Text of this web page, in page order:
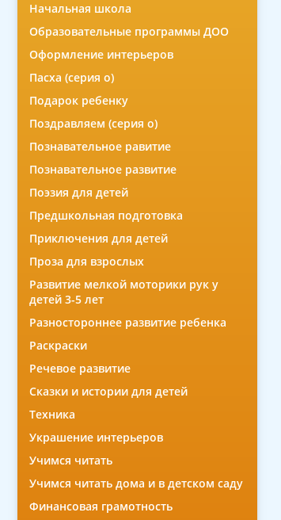
Начальная школа
Образовательные программы ДОО
Оформление интерьеров
Пасха (серия о)
Подарок ребенку
Поздравляем (серия о)
Познавательное равитие
Познавательное развитие
Поэзия для детей
Предшкольная подготовка
Приключения для детей
Проза для взрослых
Развитие мелкой моторики рук у
детей 3-5 лет
Разностороннее развитие ребенка
Раскраски
Речевое развитие
Сказки и истории для детей
Техника
Украшение интерьеров
Учимся читать
Учимся читать дома и в детском саду
Финансовая грамотность